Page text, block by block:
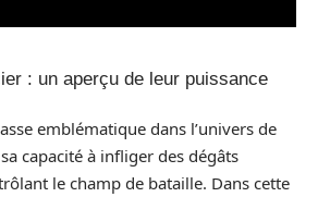
: un aperçu de leur puissance
emblématique dans l’univers de
capacité à infliger des dégâts
le champ de bataille. Dans cette